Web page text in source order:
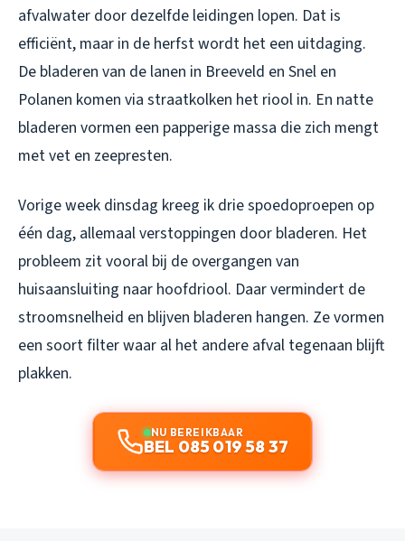
afvalwater door dezelfde leidingen lopen. Dat is
efficiënt, maar in de herfst wordt het een uitdaging.
De bladeren van de lanen in Breeveld en Snel en
Polanen komen via straatkolken het riool in. En natte
bladeren vormen een papperige massa die zich mengt
met vet en zeepresten.
Vorige week dinsdag kreeg ik drie spoedoproepen op
één dag, allemaal verstoppingen door bladeren. Het
probleem zit vooral bij de overgangen van
huisaansluiting naar hoofdriool. Daar vermindert de
stroomsnelheid en blijven bladeren hangen. Ze vormen
een soort filter waar al het andere afval tegenaan blijft
plakken.
NU BEREIKBAAR
BEL 085 019 58 37